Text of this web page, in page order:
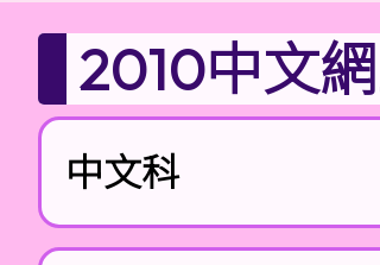
2010中文
中文科